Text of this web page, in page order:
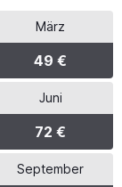
März
49 €
Juni
72 €
September